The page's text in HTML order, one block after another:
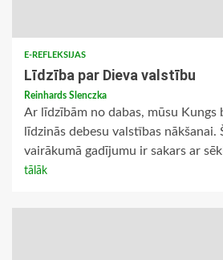
E-REFLEKSIJAS
Līdzība par Dieva valstību
Reinhards Slenczka
Ar līdzībām no dabas, mūsu Kungs
līdzinās debesu valstības nākšanai.
vairākumā gadījumu ir sakars ar
tālāk